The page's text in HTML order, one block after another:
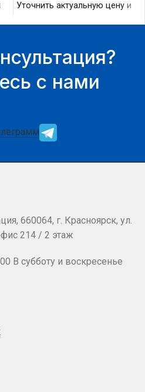
Уточнить актуальную цену и
с нами
660064, г. Красноярск, ул.
214 / 2 этаж
В субботу и воскресенье